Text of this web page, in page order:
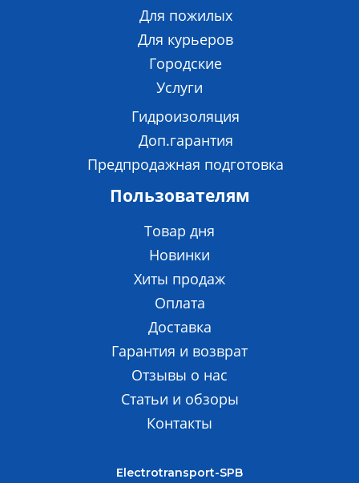
Electrotransport-SPB
Для пожилых
Для курьеров
Городские
Услуги
Гидроизоляция
Доп.гарантия
Предпродажная подготовка
Пользователям
Товар дня
Новинки
Хиты продаж
Оплата
Доставка
Гарантия и возврат
Отзывы о нас
Статьи и обзоры
Контакты